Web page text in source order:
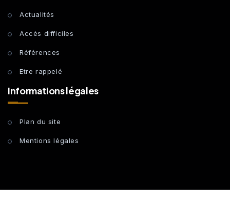
Actualités
Accès difficiles
Références
Etre rappelé
Informations légales
Plan du site
Mentions légales